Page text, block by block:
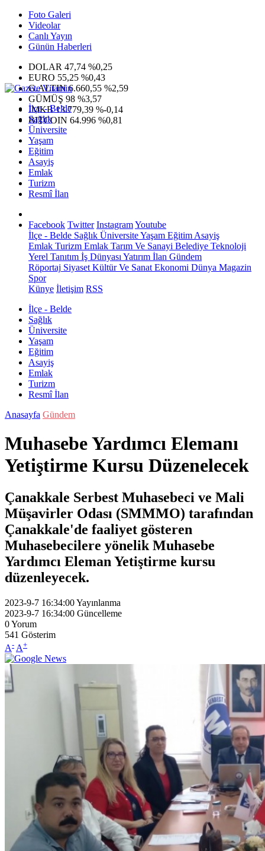
Foto Galeri
Videolar
Canlı Yayın
Günün Haberleri
DOLAR 47,74 %0,25
EURO 55,25 %0,43
G.ALTIN6.660,55 %2,59
GÜMÜŞ 98 %3,57
IMKB13.779,39 %-0,14
BITCOIN 64.996 %0,81
İlçe - Belde
Sağlık
Üniversite
Yaşam
Eğitim
Asayiş
Emlak
Turizm
Resmî İlan
Facebook Twitter InstagramYoutube
İlçe - Belde Sağlık ÜniversiteYaşam Eğitim Asayiş
Emlak Turizm Emlak Tarım Ve Sanayi Belediye Teknoloji
Yerel Tanıtım İş Dünyası Yatırım İlan Gündem
Röportaj Siyaset Kültür Ve Sanat Ekonomi Dünya Magazin
Spor
Künye İletişim RSS
İlçe - Belde
Sağlık
Üniversite
Yaşam
Eğitim
Asayiş
Emlak
Turizm
Resmî İlan
Anasayfa Gündem
Muhasebe Yardımcı Elemanı
Yetiştirme Kursu Düzenelecek
Çanakkale Serbest Muhasebeci ve Mali
Müşavirler Odası (SMMMO) tarafından
Çanakkale'de faaliyet gösteren
Muhasebecilere yönelik Muhasebe
Yardımcı Eleman Yetiştirme kursu
düzenleyecek.
2023-9-7 16:34:00Yayınlanma
2023-9-7 16:34:00 Güncelleme
0Yorum
541 Gösterim
A- A+